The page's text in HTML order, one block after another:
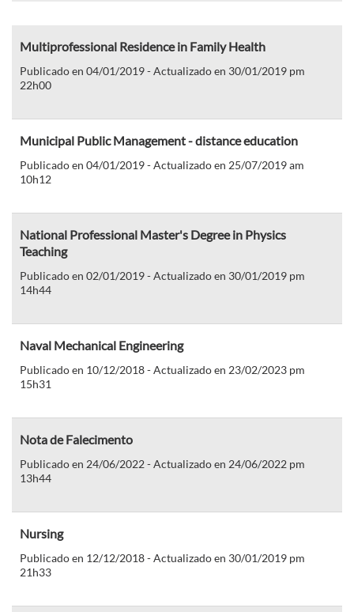
Multiprofessional Residence in Family Health
Publicado en 04/01/2019 - Actualizado en 30/01/2019 pm
22h00
Municipal Public Management - distance education
Publicado en 04/01/2019 - Actualizado en 25/07/2019 am
10h12
National Professional Master's Degree in Physics
Teaching
Publicado en 02/01/2019 - Actualizado en 30/01/2019 pm
14h44
Naval Mechanical Engineering
Publicado en 10/12/2018 - Actualizado en 23/02/2023 pm
15h31
Nota de Falecimento
Publicado en 24/06/2022 - Actualizado en 24/06/2022 pm
13h44
Nursing
Publicado en 12/12/2018 - Actualizado en 30/01/2019 pm
21h33